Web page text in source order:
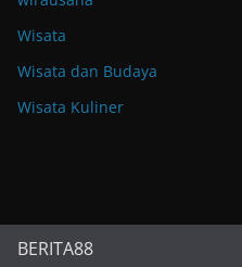
Wisata
Wisata dan Budaya
Wisata Kuliner
BERITA88